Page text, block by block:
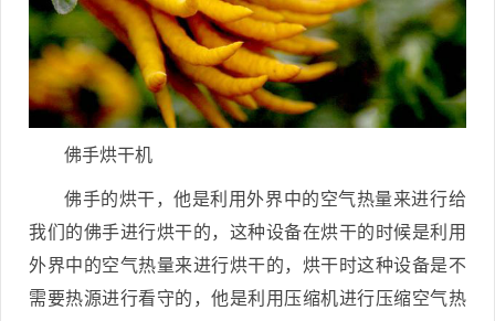
佛手烘干机
佛手的烘干，他是利用外界中的空气热量来进行给
我们的佛手进行烘干的，这种设备在烘干的时候是利用
外界中的空气热量来进行烘干的，烘干时这种设备是不
需要热源进行看守的，他是利用压缩机进行压缩空气热